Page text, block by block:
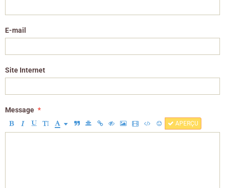
E-mail
Site Internet
Message
APERÇU